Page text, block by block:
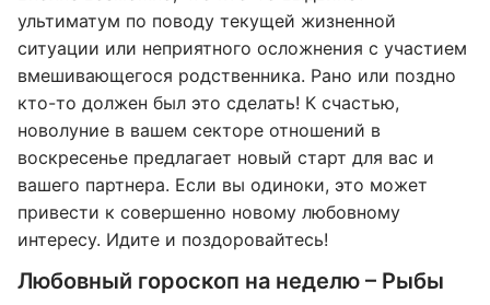
ультиматум по поводу текущей жизненной
ситуации или неприятного осложнения с участием
вмешивающегося родственника. Рано или поздно
кто-то должен был это сделать! К счастью,
новолуние в вашем секторе отношений в
воскресенье предлагает новый старт для вас и
вашего партнера. Если вы одиноки, это может
привести к совершенно новому любовному
интересу. Идите и поздоровайтесь!
Любовный гороскоп на неделю – Рыбы